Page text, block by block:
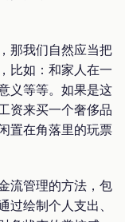
那我们自然应当把
比如：和家人在一
义等等。如果是这
资来买一个奢侈品
置在角落里的玩票
流管理的方法，包
绘制个人支出、